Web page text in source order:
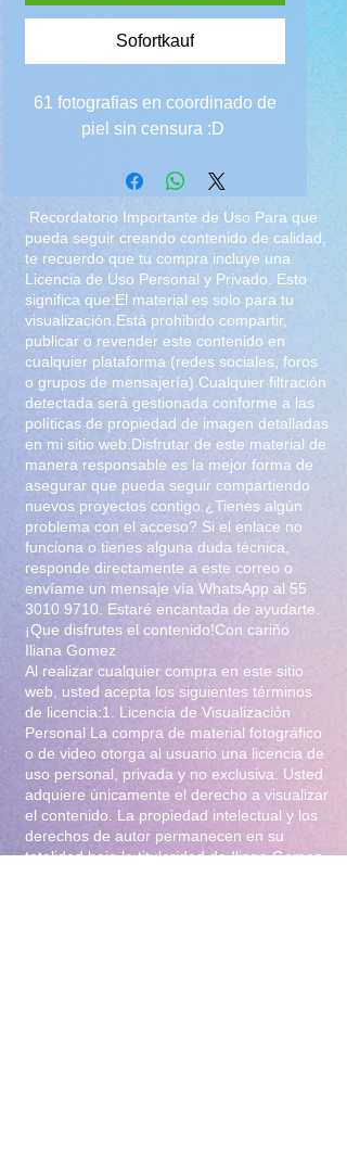
Sofortkauf
61 fotografias en coordinado de
piel sin censura :D
Recordatorio Importante de Uso Para que
pueda seguir creando contenido de calidad,
te recuerdo que tu compra incluye una
Licencia de Uso Personal y Privado. Esto
significa que:El material es solo para tu
visualización.Está prohibido compartir,
publicar o revender este contenido en
cualquier plataforma (redes sociales, foros
o grupos de mensajería).Cualquier filtración
detectada será gestionada conforme a las
políticas de propiedad de imagen detalladas
en mi sitio web.Disfrutar de este material de
manera responsable es la mejor forma de
asegurar que pueda seguir compartiendo
nuevos proyectos contigo.¿Tienes algún
problema con el acceso? Si el enlace no
funciona o tienes alguna duda técnica,
responde directamente a este correo o
envíame un mensaje vía WhatsApp al 55
3010 9710 . Estaré encantada de ayudarte.
¡Que disfrutes el contenido!Con cariño
Iliana Gomez
Al realizar cualquier compra en este sitio
web, usted acepta los siguientes términos
de licencia:1. Licencia de Visualización
Personal La compra de material fotográfico
o de video otorga al usuario una licencia de
uso personal, privada y no exclusiva. Usted
adquiere únicamente el derecho a visualizar
el contenido. La propiedad intelectual y los
derechos de autor permanecen en su
totalidad bajo la titularidad de Iliana Gomez